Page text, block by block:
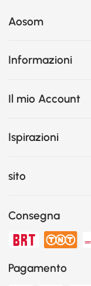
Aosom
Informazioni
Il mio Account
Ispirazioni
sito
Consegna
Pagamento